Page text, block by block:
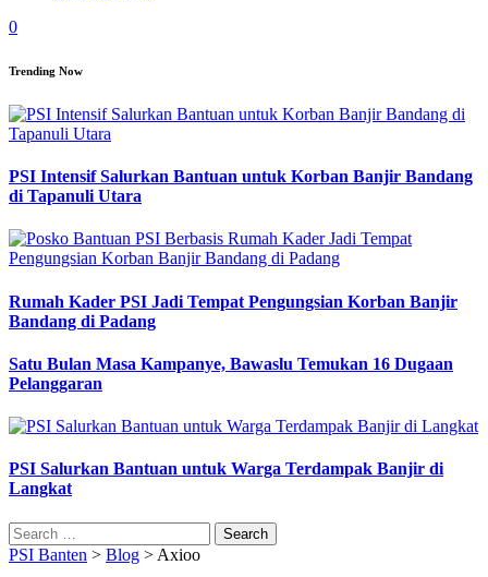
0
Trending Now
PSI Intensif Salurkan Bantuan untuk Korban Banjir Bandang
di Tapanuli Utara
Rumah Kader PSI Jadi Tempat Pengungsian Korban Banjir
Bandang di Padang
Satu Bulan Masa Kampanye, Bawaslu Temukan 16 Dugaan
Pelanggaran
PSI Salurkan Bantuan untuk Warga Terdampak Banjir di
Langkat
Search
for:
PSI Banten > Blog > Axioo